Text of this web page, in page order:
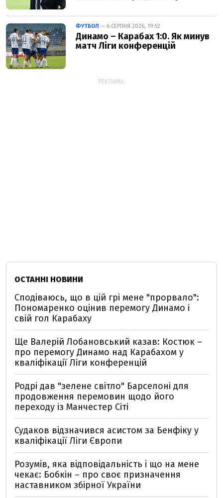
ФУТБОЛ — 6 СЕРПНЯ 2026, 19:52
Динамо – Карабах 1:0. Як минув
матч Ліги конференцій
РЕКЛАМА:
ОСТАННІ НОВИНИ
Сподіваюсь, що в цій грі мене "прорвало":
Пономаренко оцінив перемогу Динамо і
свій гол Карабаху
Ще Валерій Лобановський казав: Костюк –
про перемогу Динамо над Карабахом у
кваліфікації Ліги конференцій
Родрі дав "зелене світло" Барселоні для
продовження перемовин щодо його
переходу із Манчестер Сіті
Судаков відзначився асистом за Бенфіку у
кваліфікації Ліги Європи
Розумів, яка відповідальність і що на мене
чекає: Бобкін – про своє призначення
наставником збірної України